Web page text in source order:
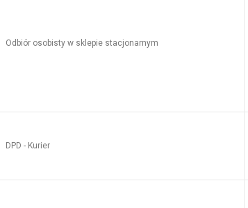
Odbiór osobisty w sklepie stacjonarnym
DPD - Kurier